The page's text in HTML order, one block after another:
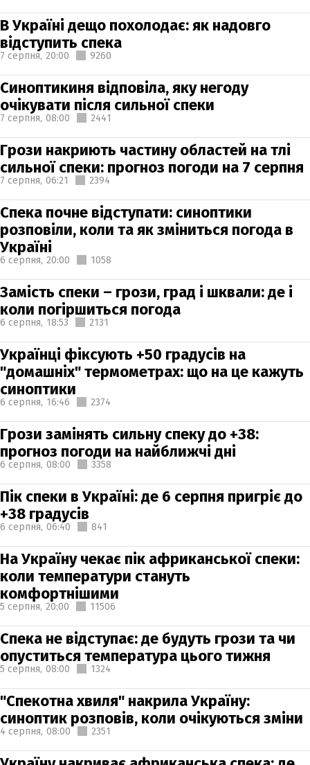
В Україні дещо похолодає: як надовго
відступить спека
7 серпня, 20:00 9260
Синоптикиня відповіла, яку негоду
очікувати після сильної спеки
7 серпня, 08:00 2441
Грози накриють частину областей на тлі
сильної спеки: прогноз погоди на 7 серпня
7 серпня, 06:21 2394
Спека почне відступати: синоптики
розповіли, коли та як зміниться погода в
Україні
6 серпня, 20:00 1058
Замість спеки – грози, град і шквали: де і
коли погіршиться погода
6 серпня, 18:53 2131
Українці фіксують +50 градусів на
"домашніх" термометрах: що на це кажуть
синоптики
6 серпня, 16:46 2374
Грози замінять сильну спеку до +38:
прогноз погоди на найближчі дні
6 серпня, 08:00 3358
Пік спеки в Україні: де 6 серпня пригріє до
+38 градусів
6 серпня, 06:40 841
На Україну чекає пік африканської спеки:
коли температури стануть
комфортнішими
5 серпня, 20:00 11506
Спека не відступає: де будуть грози та чи
опуститься температура цього тижня
5 серпня, 08:00 1324
"Спекотна хвиля" накрила Україну:
синоптик розповів, коли очікуються зміни
4 серпня, 08:00 2351